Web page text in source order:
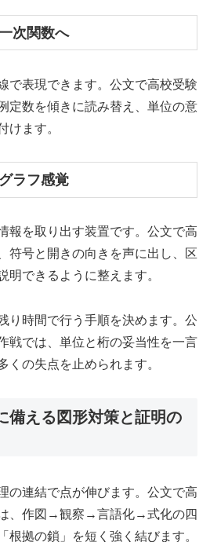
次関数へ
で表現できます。公文で高校受験
定数を傾きに読み替え、単位の意
けます。
ラフ感覚
報を取り出す装置です。公文で高
符号と開きの向きを声に出し、区
明できるように整えます。
り時間で行う手順を決めます。公
戦では、単位と桁の妥当性を一言
くの失点を止められます。
備える図形対策と証明の
の連結で点が伸びます。公文で高
、作図→観察→言語化→式化の四
根拠の鎖」を短く強く結びます。